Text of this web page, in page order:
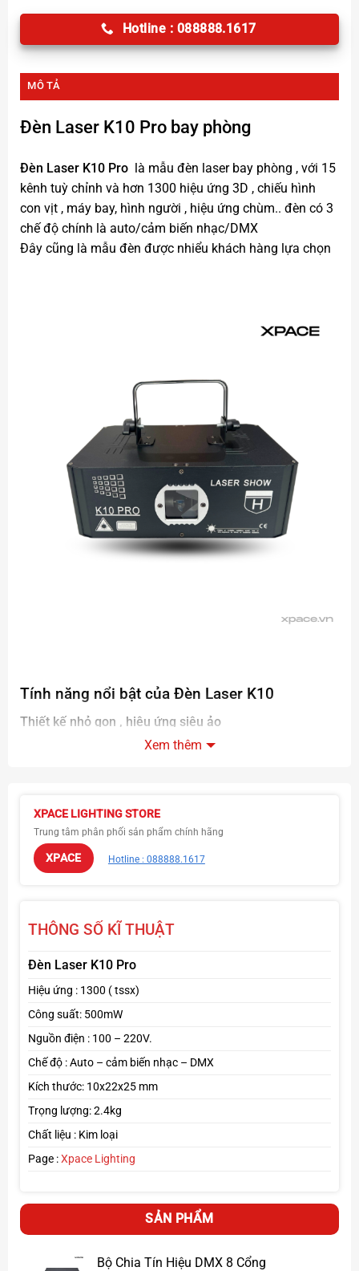
Hotline : 088888.1617
MÔ TẢ
Đèn Laser K10 Probay phòng
Đèn Laser K10 Prolà mẫu đèn laser bay phòng , với 15
kênh tuỳ chỉnh và hơn 1300 hiệu ứng 3D , chiếu hình
con vịt , máy bay, hình người , hiệu ứng chùm.. đèn có 3
chế độ chính là auto/cảm biến nhạc/DMX
Đây cũng là mẫu đèn được nhiểu khách hàng lựa chọn
Tính năng nổi bật của Đèn Laser K10
Thiết kế nhỏ gọn , hiệu ứng siêu ảo
Hiệu ứng đèn lên đèn lên đến 1300 hình, kết hợp cảnh
bạn nhiều sự lựa chọn
Ứng dụng thực tế
Xem thêm
XPACE LIGHTING STORE
Trung tâm phân phối sản phẩm chính hãng
XPACE Hotline : 088888.1617
THÔNG SỐ KĨ THUẬT
Đèn Laser K10 Pro
Hiệu ứng : 1300 ( tssx)
Công suất: 500mW
Nguồn điện : 100 – 220V.
Chế độ : Auto – cảm biến nhạc – DMX
Kích thước: 10x22x25 mm
Trọng lượng: 2.4kg
Chất liệu : Kim loại
Page :Xpace Lighting
SẢN PHẨM
Bộ Chia Tín Hiệu DMX 8 Cổng